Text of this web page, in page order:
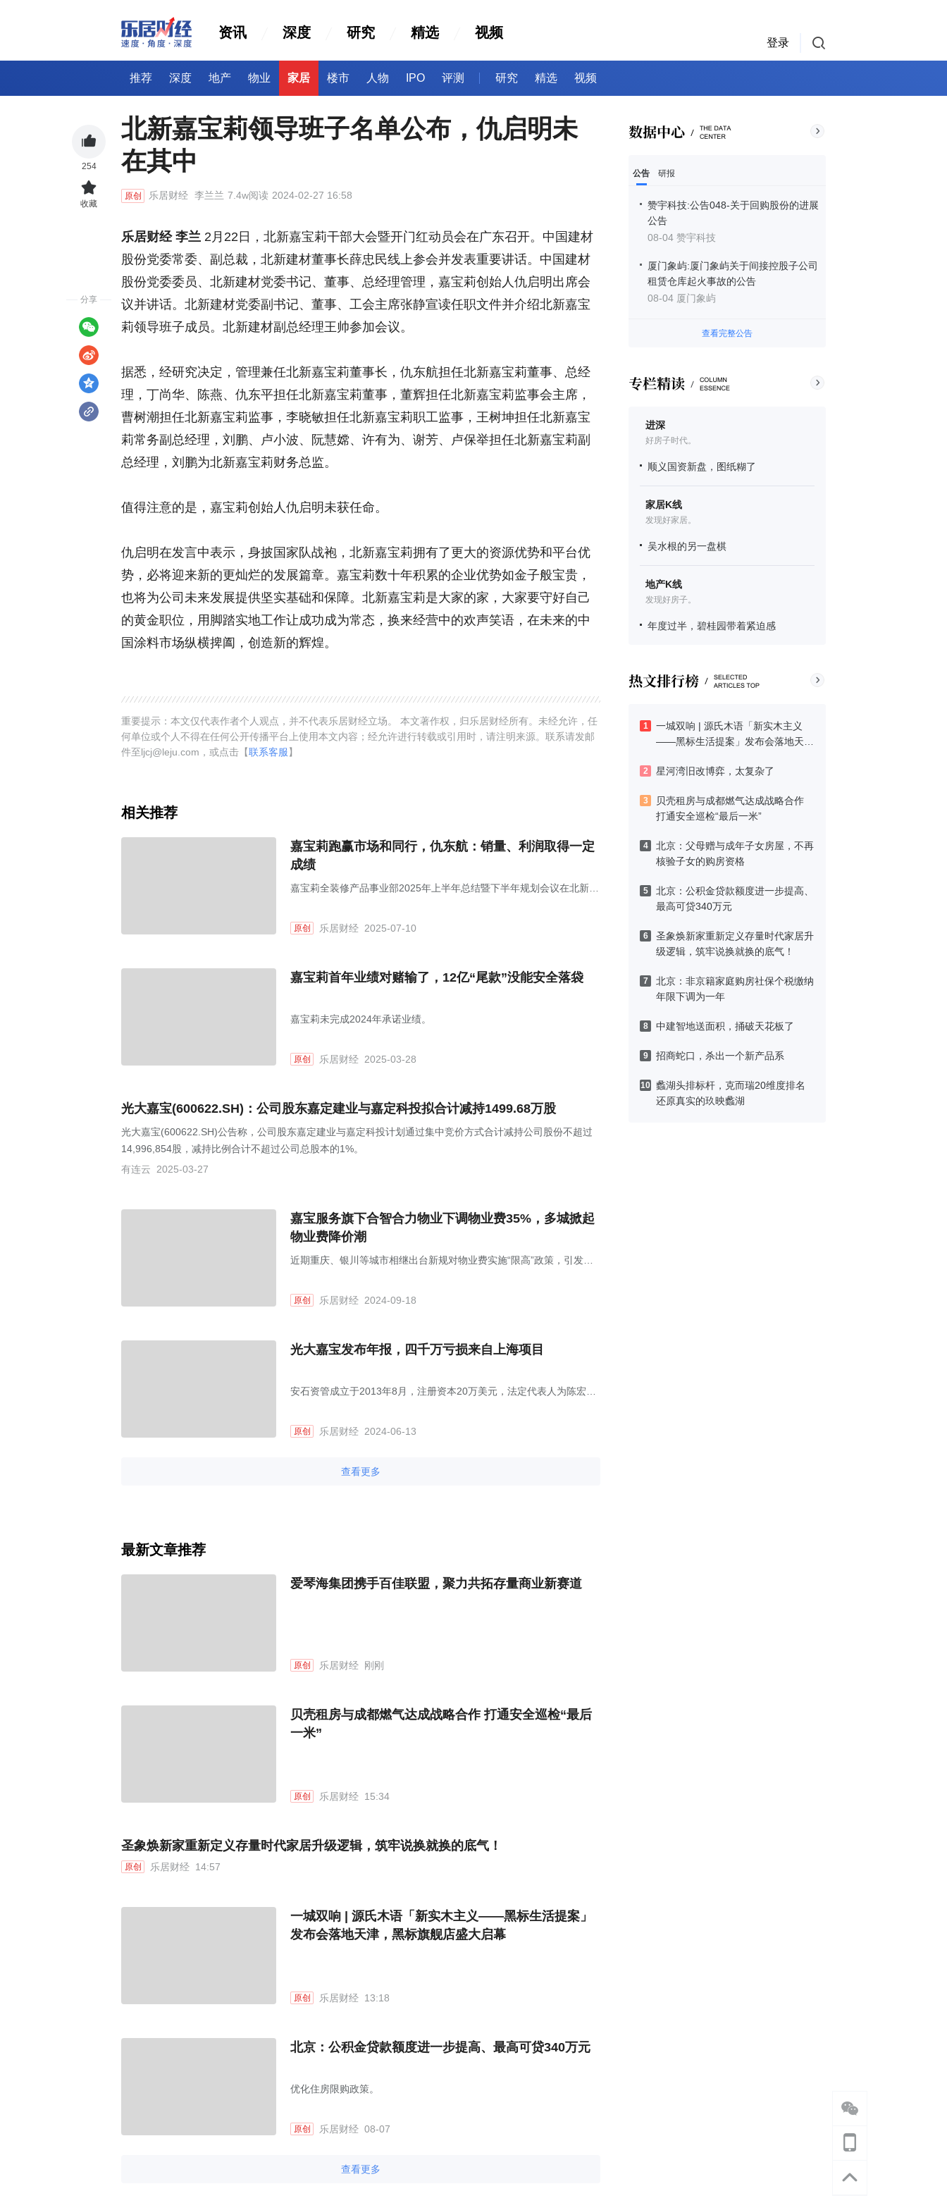
资讯 深度 研究 精选 视频
登录
推荐 深度 地产 物业 家居 楼市 人物 IPO 评测 研究 精选 视频
公告 研报
赞宇科技:公告048-关于回购股份的进展
公告
08-04 赞宇科技
厦门象屿:厦门象屿关于间接控股子公司
租赁仓库起火事故的公告
08-04 厦门象屿
查看完整公告
进深
好房子时代。
顺义国资新盘，图纸糊了
家居K线
发现好家居。
吴水根的另一盘棋
地产K线
发现好房子。
年度过半，碧桂园带着紧迫感
1
一城双响 | 源氏木语「新实木主义
——黑标生活提案」发布会落地天
2 星河湾旧改博弈，太复杂了
3
贝壳租房与成都燃气达成战略合作
打通安全巡检“最后一米”
4
北京：父母赠与成年子女房屋，不再
核验子女的购房资格
5
北京：公积金贷款额度进一步提高、
最高可贷340万元
6
圣象焕新家重新定义存量时代家居升
级逻辑，筑牢说换就换的底气！
7
北京：非京籍家庭购房社保个税缴纳
年限下调为一年
8 中建智地送面积，捅破天花板了
9 招商蛇口，杀出一个新产品系
10 蠡湖头排标杆，克而瑞20维度排名
还原真实的玖映蠡湖
北新嘉宝莉领导班子名单公布，仇启明未
在其中
原创 乐居财经 李兰兰 7.4w阅读 2024-02-27 16:58
乐居财经 李兰 2月22日，北新嘉宝莉干部大会暨开门红动员会在广东召开。中国建材
股份党委常委、副总裁，北新建材董事长薛忠民线上参会并发表重要讲话。中国建材
股份党委委员、北新建材党委书记、董事、总经理管理，嘉宝莉创始人仇启明出席会
议并讲话。北新建材党委副书记、董事、工会主席张静宣读任职文件并介绍北新嘉宝
莉领导班子成员。北新建材副总经理王帅参加会议。
据悉，经研究决定，管理兼任北新嘉宝莉董事长，仇东航担任北新嘉宝莉董事、总经
理，丁尚华、陈燕、仇东平担任北新嘉宝莉董事，董辉担任北新嘉宝莉监事会主席，
曹树潮担任北新嘉宝莉监事，李晓敏担任北新嘉宝莉职工监事，王树坤担任北新嘉宝
莉常务副总经理，刘鹏、卢小波、阮慧嫦、许有为、谢芳、卢保举担任北新嘉宝莉副
总经理，刘鹏为北新嘉宝莉财务总监。
值得注意的是，嘉宝莉创始人仇启明未获任命。
仇启明在发言中表示，身披国家队战袍，北新嘉宝莉拥有了更大的资源优势和平台优
势，必将迎来新的更灿烂的发展篇章。嘉宝莉数十年积累的企业优势如金子般宝贵，
也将为公司未来发展提供坚实基础和保障。北新嘉宝莉是大家的家，大家要守好自己
的黄金职位，用脚踏实地工作让成功成为常态，换来经营中的欢声笑语，在未来的中
国涂料市场纵横捭阖，创造新的辉煌。
重要提示：本文仅代表作者个人观点，并不代表乐居财经立场。 本文著作权，归乐居财经所有。未经允许，任
何单位或个人不得在任何公开传播平台上使用本文内容；经允许进行转载或引用时，请注明来源。联系请发邮
件至ljcj@leju.com，或点击【联系客服】
相关推荐
嘉宝莉跑赢市场和同行，仇东航：销量、利润取得一定
成绩
嘉宝莉全装修产品事业部2025年上半年总结暨下半年规划会议在北新嘉
原创 乐居财经 2025-07-10
嘉宝莉首年业绩对赌输了，12亿“尾款”没能安全落袋
嘉宝莉未完成2024年承诺业绩。
原创 乐居财经 2025-03-28
光大嘉宝(600622.SH)：公司股东嘉定建业与嘉定科投拟合计减持1499.68万股
光大嘉宝(600622.SH)公告称，公司股东嘉定建业与嘉定科投计划通过集中竞价方式合计减持公司股份不超过
14,996,854股，减持比例合计不超过公司总股本的1%。
有连云
2025-03-27
嘉宝服务旗下合智合力物业下调物业费35%，多城掀起
物业费降价潮
近期重庆、银川等城市相继出台新规对物业费实施“限高”政策，引发了
原创 乐居财经 2024-09-18
光大嘉宝发布年报，四千万亏损来自上海项目
安石资管成立于2013年8月，注册资本20万美元，法定代表人为陈宏
原创 乐居财经 2024-06-13
查看更多
最新文章推荐
爱琴海集团携手百佳联盟，聚力共拓存量商业新赛道
原创 乐居财经 刚刚
贝壳租房与成都燃气达成战略合作 打通安全巡检“最后
一米”
原创 乐居财经 15:34
圣象焕新家重新定义存量时代家居升级逻辑，筑牢说换就换的底气！
原创 乐居财经 14:57
一城双响 | 源氏木语「新实木主义——黑标生活提案」
发布会落地天津，黑标旗舰店盛大启幕
原创 乐居财经 13:18
北京：公积金贷款额度进一步提高、最高可贷340万元
优化住房限购政策。
原创 乐居财经 08-07
查看更多
254
收藏
分享